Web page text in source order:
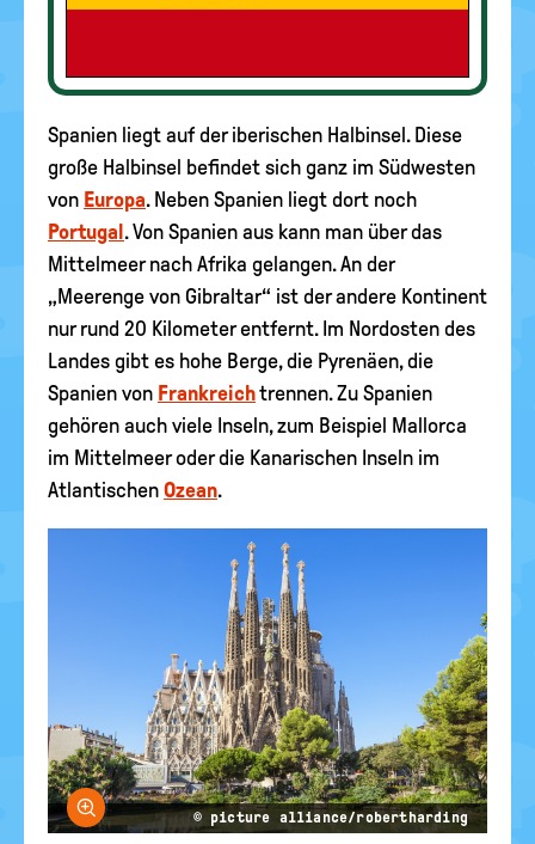
Spanien liegt auf der iberischen Halbinsel. Diese
große Halbinsel befindet sich ganz im Südwesten
von Europa. Neben Spanien liegt dort noch
Portugal . Von Spanien aus kann man über das
Mittelmeer nach Afrika gelangen. An der
„Meerenge von Gibraltar“ ist der andere Kontinent
nur rund 20 Kilometer entfernt. Im Nordosten des
Landes gibt es hohe Berge, die Pyrenäen, die
Spanien von Frankreichtrennen. Zu Spanien
gehören auch viele Inseln, zum Beispiel Mallorca
im Mittelmeer oder die Kanarischen Inseln im
Atlantischen Ozean.
Bild vergrößern
© picture alliance/robertharding